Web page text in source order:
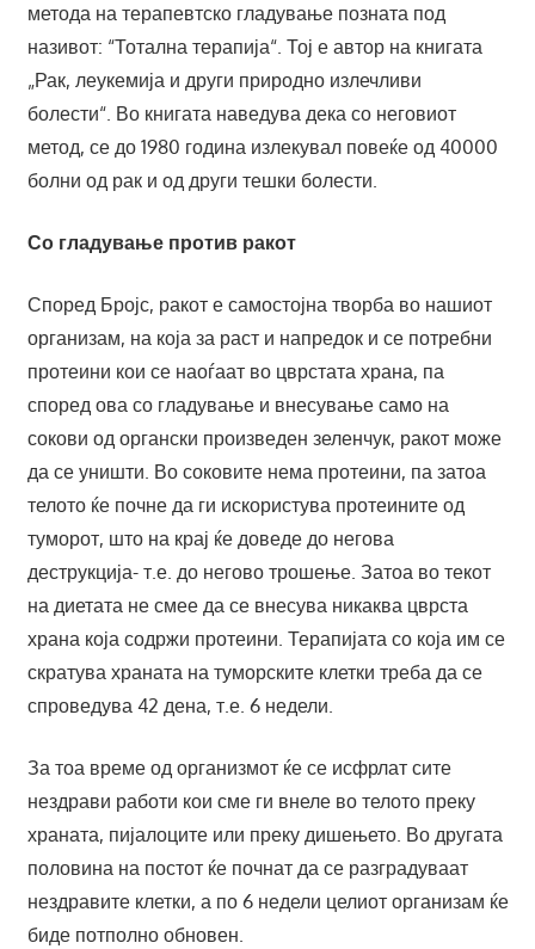
метода на терапевтско гладување позната под
називот: “Тотална терапија“. Тој е автор на книгата
„Рак, леукемија и други природно излечливи
болести“. Во книгата наведува дека со неговиот
метод, се до 1980 година излекувал повеќе од 40000
болни од рак и од други тешки болести.
Со гладување против ракот
Според Бројс, ракот е самостојна творба во нашиот
организам, на која за раст и напредок и се потребни
протеини кои се наоѓаат во цврстата храна, па
според ова со гладување и внесување само на
сокови од органски произведен зеленчук, ракот може
да се уништи. Во соковите нема протеини, па затоа
телото ќе почне да ги искористува протеините од
туморот, што на крај ќе доведе до негова
деструкција- т.е. до негово трошење. Затоа во текот
на диетата не смее да се внесува никаква цврста
храна која содржи протеини. Терапијата со која им се
скратува храната на туморските клетки треба да се
спроведува 42 дена, т.е. 6 недели.
За тоа време од организмот ќе се исфрлат сите
нездрави работи кои сме ги внеле во телото преку
храната, пијалоците или преку дишењето. Во другата
половина на постот ќе почнат да се разградуваат
нездравите клетки, а по 6 недели целиот организам ќе
биде потполно обновен.